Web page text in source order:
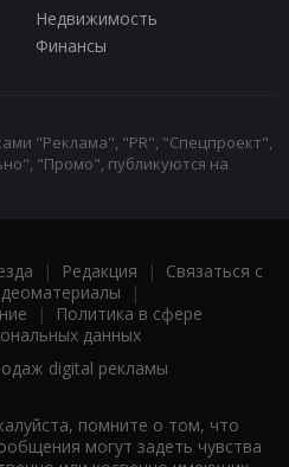
Недвижимость
Финансы
"Реклама", "PR", "Спецпроект",
"Промо", публикуются на
| Редакция | Связаться с
|
|
Политика в сфере
данных
digital рекламы
помните о том, что
могут задеть чувства